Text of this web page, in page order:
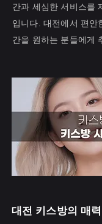
간과 세심한 서비스를
입니다. 대전에서 편안
간을 원하는 분들에게
대전 키스방의 매력